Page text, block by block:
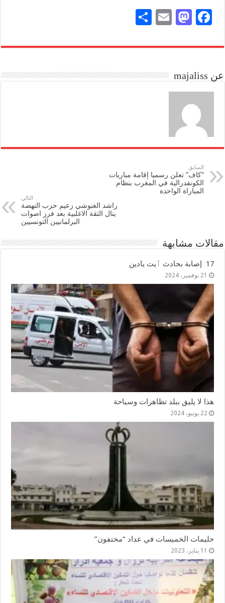
Fa
bo
M
to
n
E
ail
re
عن majaliss
السابق
“كاف” تعلن رسميا إقامة مباريات
الكونفدرالية في المغرب بنظام
المباراة الواحدة
التالي
راشد الغنوشي زعيم حزب النهضة
ينال الثقة الاغلبية بعد فرز اصوات
البرلمانيين التونسيين
مقالات مشابهة
17 إصابة بحادث ٱيت يادين
21 نوفمبر، 2024
هذا لا يليق ببلد تظاهرات وسياحة
22 يونيو، 2024
حليمات الخميسات في عداد “مختفون”
11 يناير، 2023